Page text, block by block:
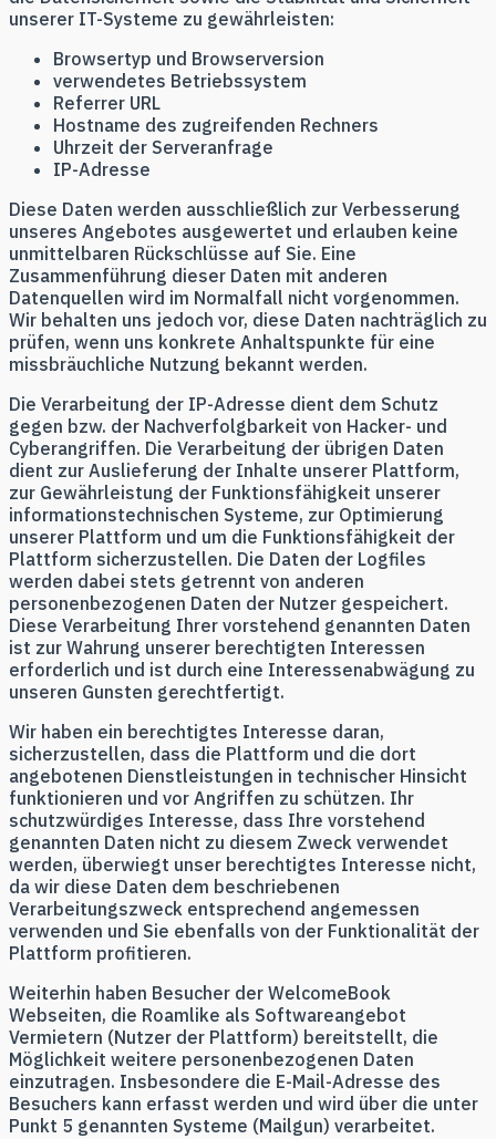
unserer IT-Systeme zu gewährleisten:
Browsertyp und Browserversion
verwendetes Betriebssystem
Referrer URL
Hostname des zugreifenden Rechners
Uhrzeit der Serveranfrage
IP-Adresse
Diese Daten werden ausschließlich zur Verbesserung
unseres Angebotes ausgewertet und erlauben keine
unmittelbaren Rückschlüsse auf Sie. Eine
Zusammenführung dieser Daten mit anderen
Datenquellen wird im Normalfall nicht vorgenommen.
Wir behalten uns jedoch vor, diese Daten nachträglich zu
prüfen, wenn uns konkrete Anhaltspunkte für eine
missbräuchliche Nutzung bekannt werden.
Die Verarbeitung der IP-Adresse dient dem Schutz
gegen bzw. der Nachverfolgbarkeit von Hacker- und
Cyberangriffen. Die Verarbeitung der übrigen Daten
dient zur Auslieferung der Inhalte unserer Plattform,
zur Gewährleistung der Funktionsfähigkeit unserer
informationstechnischen Systeme, zur Optimierung
unserer Plattform und um die Funktionsfähigkeit der
Plattform sicherzustellen. Die Daten der Logfiles
werden dabei stets getrennt von anderen
personenbezogenen Daten der Nutzer gespeichert.
Diese Verarbeitung Ihrer vorstehend genannten Daten
ist zur Wahrung unserer berechtigten Interessen
erforderlich und ist durch eine Interessenabwägung zu
unseren Gunsten gerechtfertigt.
Wir haben ein berechtigtes Interesse daran,
sicherzustellen, dass die Plattform und die dort
angebotenen Dienstleistungen in technischer Hinsicht
funktionieren und vor Angriffen zu schützen. Ihr
schutzwürdiges Interesse, dass Ihre vorstehend
genannten Daten nicht zu diesem Zweck verwendet
werden, überwiegt unser berechtigtes Interesse nicht,
da wir diese Daten dem beschriebenen
Verarbeitungszweck entsprechend angemessen
verwenden und Sie ebenfalls von der Funktionalität der
Plattform profitieren.
Weiterhin haben Besucher der WelcomeBook
Webseiten, die Roamlike als Softwareangebot
Vermietern (Nutzer der Plattform) bereitstellt, die
Möglichkeit weitere personenbezogenen Daten
einzutragen. Insbesondere die E-Mail-Adresse des
Besuchers kann erfasst werden und wird über die unter
Punkt 5 genannten Systeme (Mailgun) verarbeitet.